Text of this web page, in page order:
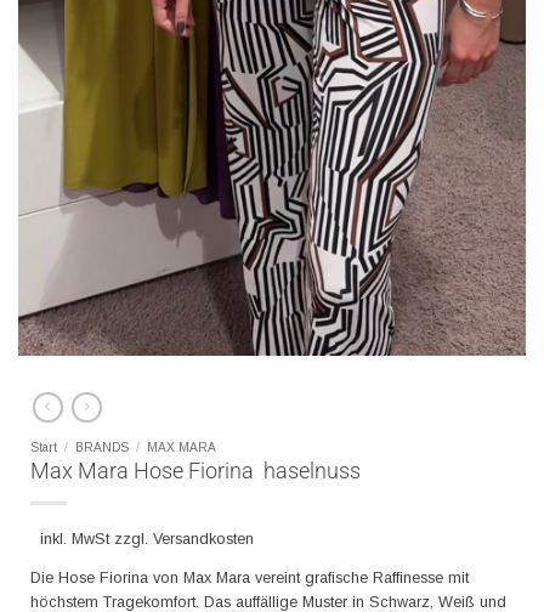
Start / BRANDS / MAX MARA
Max Mara Hose Fiorina haselnuss
inkl. MwSt zzgl. Versandkosten
Die Hose Fiorina von Max Mara vereint grafische Raffinesse mit
höchstem Tragekomfort. Das auffällige Muster in Schwarz, Weiß und